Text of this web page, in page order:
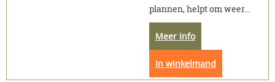
plannen, helpt om weer...
Meer Info
In winkelmand